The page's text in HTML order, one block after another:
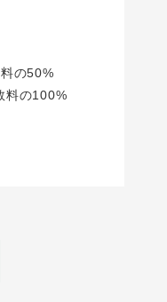
の50%
料の100%